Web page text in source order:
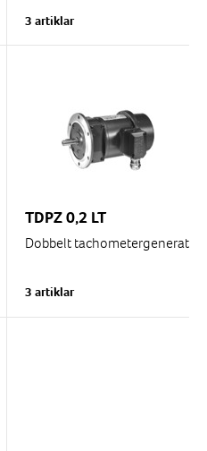
3 artiklar
TDPZ 0,2 LT
Dobbelt tachometergenerator
3 artiklar